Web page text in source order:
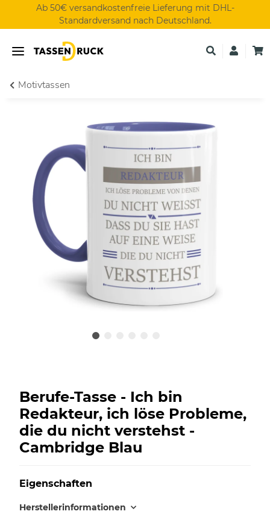
Ab 50€ versandkostenfreie Lieferung mit DHL-
Standardversand nach Deutschland.
Motivtassen
Berufe-Tasse - Ich bin
Redakteur, ich löse Probleme,
die du nicht verstehst -
Cambridge Blau
Eigenschaften
Herstellerinformationen